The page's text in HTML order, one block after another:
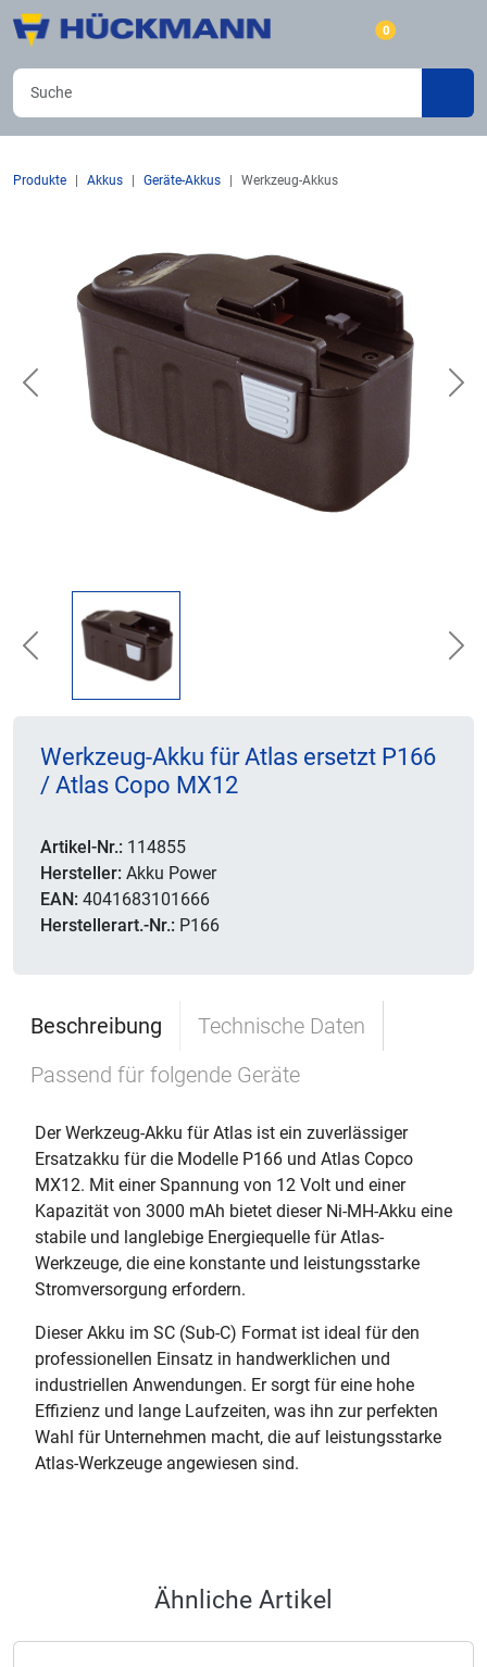
0
Produkte Akkus Geräte-Akkus Werkzeug-Akkus
Previous
Previous
Werkzeug-Akku für Atlas ersetzt P166
/ Atlas Copo MX12
Artikel-Nr.: 114855
Hersteller: Akku Power
EAN: 4041683101666
Herstellerart.-Nr.: P166
Beschreibung
Technische Daten
Passend für folgende Geräte
Der Werkzeug-Akku für Atlas ist ein zuverlässiger
Ersatzakku für die Modelle P166 und Atlas Copco
MX12. Mit einer Spannung von 12 Volt und einer
Kapazität von 3000 mAh bietet dieser Ni-MH-Akku eine
stabile und langlebige Energiequelle für Atlas-
Werkzeuge, die eine konstante und leistungsstarke
Stromversorgung erfordern.
Dieser Akku im SC (Sub-C) Format ist ideal für den
professionellen Einsatz in handwerklichen und
industriellen Anwendungen. Er sorgt für eine hohe
Effizienz und lange Laufzeiten, was ihn zur perfekten
Wahl für Unternehmen macht, die auf leistungsstarke
Atlas-Werkzeuge angewiesen sind.
Ähnliche Artikel